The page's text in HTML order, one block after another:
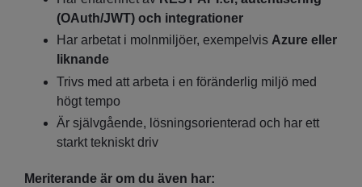
(OAuth/JWT) och integrationer
Har arbetat i molnmiljöer, exempelvis Azure eller
liknande
Trivs med att arbeta i en föränderlig miljö med
högt tempo
Är självgående, lösningsorienterad och har ett
starkt tekniskt driv
Meriterande är om du även har: